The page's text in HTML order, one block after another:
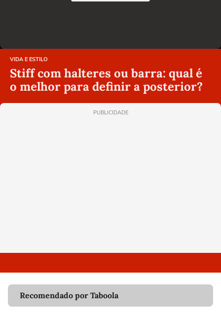
VIDA E ESTILO
Stiff com halteres ou barra: qual é
o melhor para definir a posterior?
PUBLICIDADE
Recomendado por Taboola